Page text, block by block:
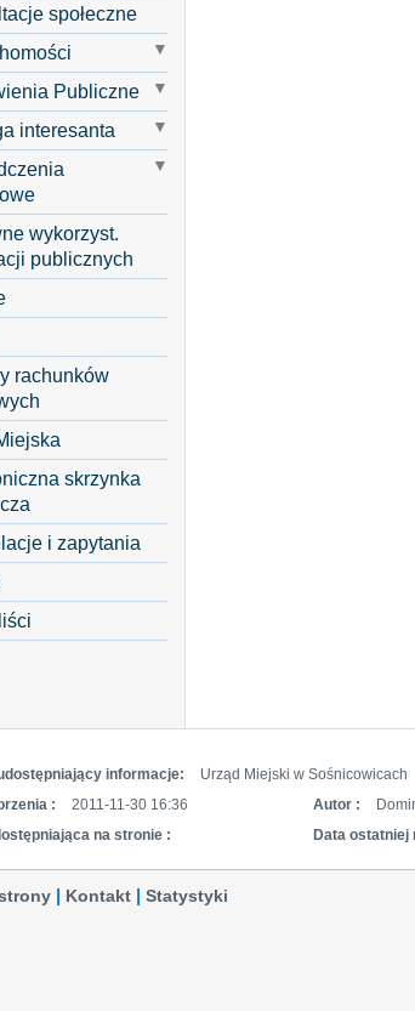
społeczne
Publiczne
interesanta
wykorzyst.
publicznych
rachunków
skrzynka
i zapytania
informacje:
Urząd Miejski w Sośnicowicach
:
2011-11-30 16:36 Autor :
na stronie :
Data ostatniej
Kontakt Statystyki